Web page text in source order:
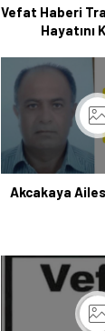
Vefat Haberi
Hayatını
Akcakaya